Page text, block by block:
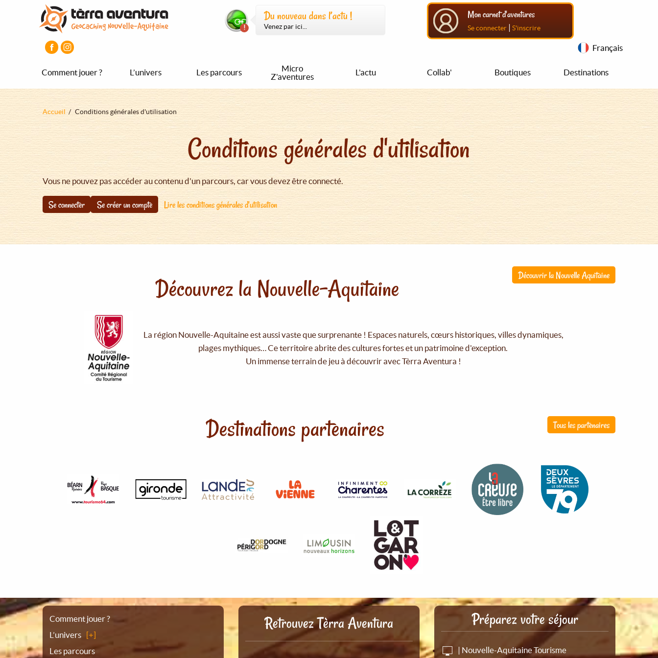
Du nouveau dans l’actu !
Venez par ici...
Mon carnet d'aventures
Se connecter | S'inscrire
Français
Comment jouer ? L’univers Les parcours
Micro
Z'aventures
L'actu Collab' Boutiques Destinations
Fil
Accueil Conditions générales d'utilisation
Conditions générales d'utilisation
Vous ne pouvez pas accéder au contenu d'un parcours, car vous devez être connecté.
Se connecter Se créer un compte Lire les conditions générales d'utilisation
Découvrir la Nouvelle Aquitaine
Découvrez la Nouvelle-Aquitaine
La région Nouvelle-Aquitaine est aussi vaste que surprenante ! Espaces naturels, cœurs historiques, villes dynamiques,
plages mythiques… Ce territoire abrite des cultures fortes et un patrimoine d'exception.
Un immense terrain de jeu à découvrir avec Tèrra Aventura !
Tous les partenaires
Destinations partenaires
Plan
du
Comment jouer ?
L’univers
Les parcours
Retrouvez Tèrra Aventura Préparez votre séjour
| Nouvelle-Aquitaine Tourisme